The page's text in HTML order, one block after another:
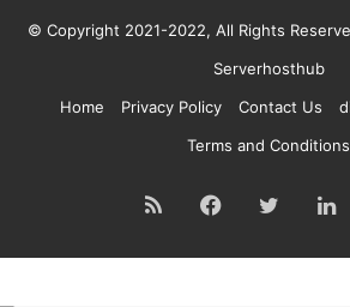
© Copyright 2021-2022, All Rights
Serverhosthub
Home
Privacy Policy Contact Us
Terms and Conditions
RSS Facebook
Twitter